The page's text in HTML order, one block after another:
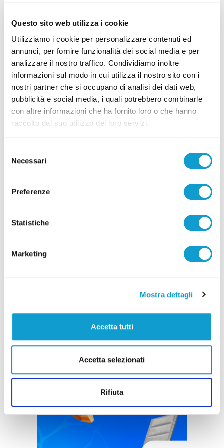
Questo sito web utilizza i cookie
Utilizziamo i cookie per personalizzare contenuti ed
annunci, per fornire funzionalità dei social media e per
analizzare il nostro traffico. Condividiamo inoltre
informazioni sul modo in cui utilizza il nostro sito con i
nostri partner che si occupano di analisi dei dati web,
pubblicità e social media, i quali potrebbero combinarle
con altre informazioni che ha fornito loro o che hanno
raccolto dal suo utilizzo dei loro servizi.
delNecessari
Preferenze
Statistiche
Marketing
Mostra dettagli
Accetta tutti
Accetta selezionati
Rifiuta
Detenuto aggredisce cinque agenti nel
carcere di Ascoli Piceno: due feriti
di Sergio Cinquino